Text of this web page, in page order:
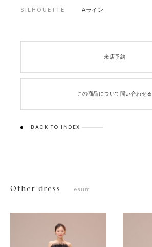
SILHOUETTE Aライン
来店予約
この商品について問い合わせる
BACK TO INDEX
Other dress esum